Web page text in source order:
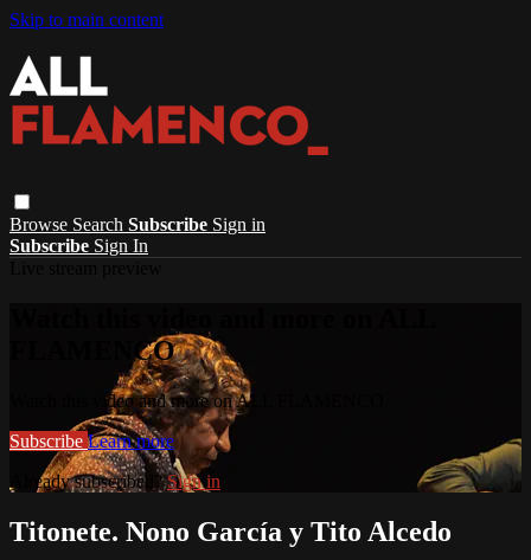
Skip to main content
Browse Search Subscribe Sign in
Subscribe Sign In
FLAMENCO
Watch this video and more on ALL FLAMENCO
Subscribe Learn more
Already subscribed?Sign in
Titonete. Nono García y Tito Alcedo